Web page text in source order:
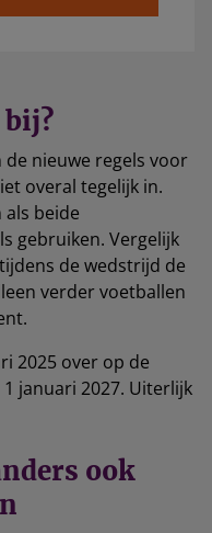
bij?
nieuwe regels voor
overal tegelijk in.
als beide
gebruiken. Vergelijk
de wedstrijd de
verder voetballen
2025 over op de
januari 2027. Uiterlijk
ook